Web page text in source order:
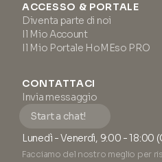
ACCESSO & PORTALE
Diventa parte di noi
Il Mio Account
Il Mio Portale HoMEso PRO
CONTATTACI
Invia messaggio
Start a chat!
Lunedì - Venerdì, 9:00 - 18:00
Facciamo del nostro meglio per